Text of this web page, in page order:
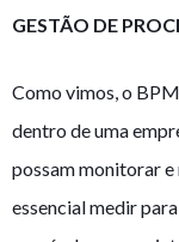
GESTÃO DE
Como vimos, o
dentro de uma
possam monitorar e
essencial medir